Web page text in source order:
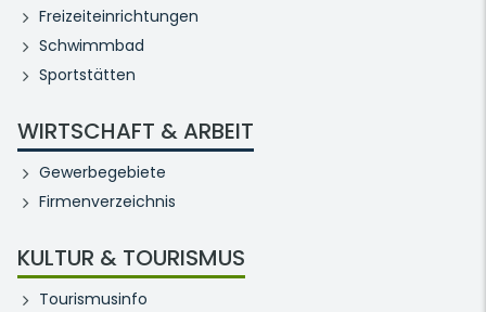
Freizeiteinrichtungen
Schwimmbad
Sportstätten
WIRTSCHAFT & ARBEIT
Gewerbegebiete
Firmenverzeichnis
KULTUR & TOURISMUS
Tourismusinfo